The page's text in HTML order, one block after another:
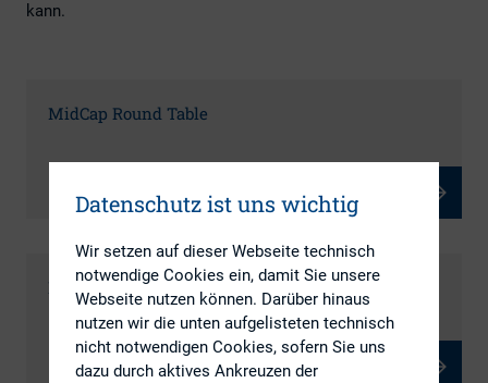
kann.
MidCap Round Table
HV Round Table
Datenschutz ist uns wichtig
Wir setzen auf dieser Webseite technisch
notwendige Cookies ein, damit Sie unsere
Webseite nutzen können. Darüber hinaus
nutzen wir die unten aufgelisteten technisch
nicht notwendigen Cookies, sofern Sie uns
dazu durch aktives Ankreuzen der